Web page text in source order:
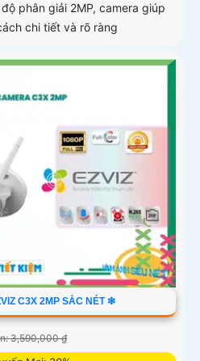
phân giải 2MP, camera giúp
chi tiết và rõ ràng
C3X 2MP SẮC NÉT ❇
3,590,000 ₫